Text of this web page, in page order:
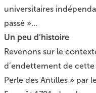
universitaires
passé »...
Un peu d’histoire
Revenons sur le
d’endettement de cette
Perle des Antilles » par